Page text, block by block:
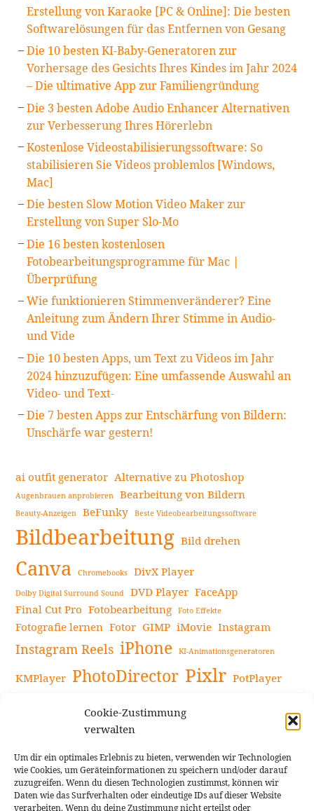
Cookie-Zustimmung
verwalten
Um dir ein optimales Erlebnis zu bieten, verwenden wir Technologien
wie Cookies, um Geräteinformationen zu speichern und/oder darauf
zuzugreifen. Wenn du diesen Technologien zustimmst, können wir
Daten wie das Surfverhalten oder eindeutige IDs auf dieser Website
verarbeiten. Wenn du deine Zustimmung nicht erteilst oder
Erstellung von Karaoke [PC & Online]: Die besten
Softwarelösungen für das Entfernen von Gesang
Die 10 besten KI-Baby-Generatoren zur
Vorhersage des Gesichts Ihres Kindes im Jahr 2024
– Die ultimative App zur Familiengründung
Die 3 besten Adobe Audio Enhancer Alternativen
zur Verbesserung Ihres Hörerlebn
Kostenlose Videostabilisierungssoftware: So
stabilisieren Sie Videos problemlos [Windows,
Mac]
Die besten Slow Motion Video Maker zur
Erstellung von Super Slo-Mo
Die 16 besten kostenlosen
Fotobearbeitungsprogramme für Mac |
Überprüfung
Wie funktionieren Stimmenveränderer? Eine
Anleitung zum Ändern Ihrer Stimme in Audio-
und Vide
Die 10 besten Apps, um Text zu Videos im Jahr
2024 hinzuzufügen: Eine umfassende Auswahl an
Video- und Text-
Die 7 besten Apps zur Entschärfung von Bildern:
Unschärfe war gestern!
ai outfit generator Alternative zu Photoshop
Augenbrauen anprobieren Bearbeitung von Bildern
Beauty-Anzeigen BeFunky Beste Videobearbeitungssoftware
Bildbearbeitung Bild drehen
Canva Chromebooks DivX Player
Dolby Digital Surround Sound DVD Player FaceApp
Final Cut Pro Fotobearbeitung Foto Effekte
Fotografie lernen Fotor GIMP iMovie Instagram
Instagram Reels iPhone KI-Animationsgeneratoren
KMPlayer PhotoDirector Pixlr PotPlayer
Snapseed
Videoaufnahmen Tipps Videobearbeitung
Videoeffekte Vlogit YouTube-Kanal YouTube-Videos